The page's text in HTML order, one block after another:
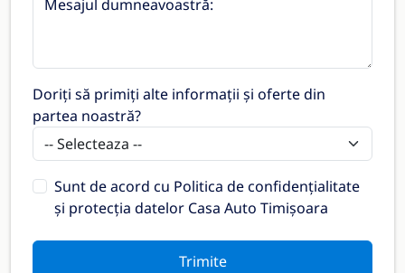
Mesajul dumneavoastră:
Doriți să primiți alte informații și oferte din
partea noastră?
Sunt de acord cu Politica de confidențialitate
și protecția datelor Casa Auto Timișoara
Trimite